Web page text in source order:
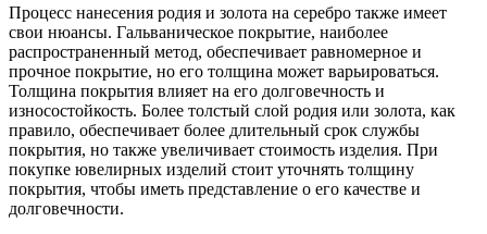
Процесс нанесения родия и золота на серебро также имеет
свои нюансы. Гальваническое покрытие, наиболее
распространенный метод, обеспечивает равномерное и
прочное покрытие, но его толщина может варьироваться.
Толщина покрытия влияет на его долговечность и
износостойкость. Более толстый слой родия или золота, как
правило, обеспечивает более длительный срок службы
покрытия, но также увеличивает стоимость изделия. При
покупке ювелирных изделий стоит уточнять толщину
покрытия, чтобы иметь представление о его качестве и
долговечности.